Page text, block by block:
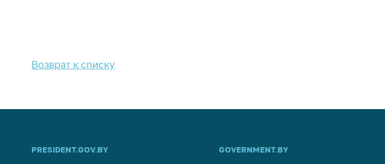
антимонопольного
политики
Возврат к списку
PRESIDENT.GOV.BY GOVERNMENT.BY